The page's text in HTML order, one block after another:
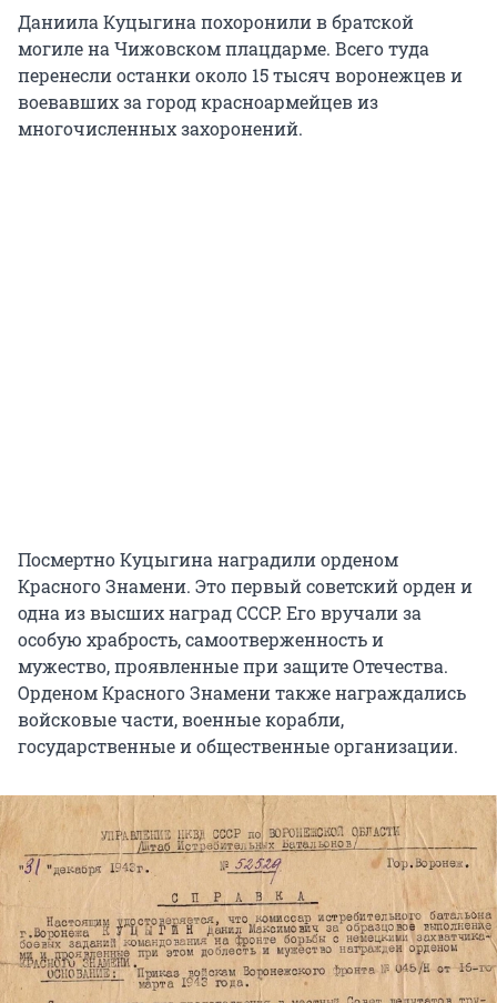
Даниила Куцыгина похоронили в братской
могиле на Чижовском плацдарме. Всего туда
перенесли останки около 15 тысяч воронежцев и
воевавших за город красноармейцев из
многочисленных захоронений.
Посмертно Куцыгина наградили орденом
Красного Знамени. Это первый советский орден и
одна из высших наград СССР. Его вручали за
особую храбрость, самоотверженность и
мужество, проявленные при защите Отечества.
Орденом Красного Знамени также награждались
войсковые части, военные корабли,
государственные и общественные организации.